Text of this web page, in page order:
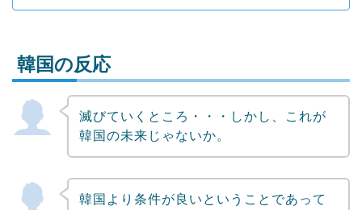
Powered by livedoor 相互RSS
韓国の反応
滅びていくところ・・・しかし、これが
韓国の未来じゃないか。
韓国より条件が良いということであって